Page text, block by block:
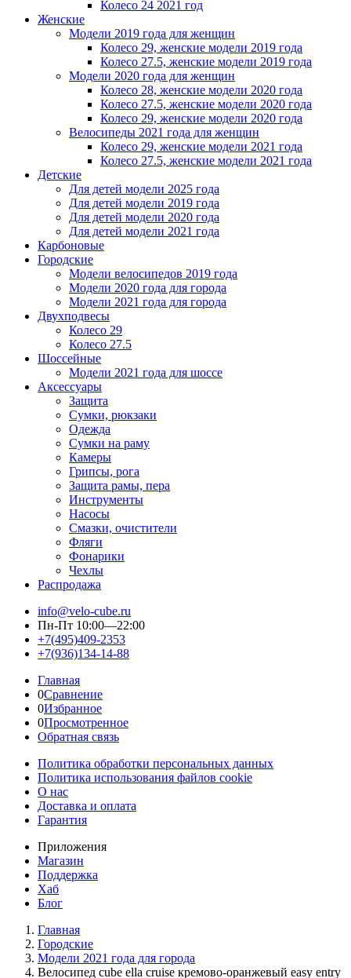
Колесо 24 2021 год
Женскиe
Модели 2019 года для женщин
Колесо 29, женские модели 2019 года
Колесо 27.5, женские модели 2019 года
Модели 2020 года для женщин
Колесо 28, женские модели 2020 года
Колесо 27.5, женские модели 2020 года
Колесо 29, женские модели 2020 года
Велосипеды 2021 года для женщин
Колесо 29, женские модели 2021 года
Колесо 27.5, женские модели 2021 года
Детские
Для детей модели 2025 года
Для детей модели 2019 года
Для детей модели 2020 года
Для детей модели 2021 года
Карбоновые
Городские
Модели велосипедов 2019 года
Модели 2020 года для города
Модели 2021 года для города
Двухподвесы
Колесо 29
Колесо 27.5
Шоссейные
Модели 2021 года для шоссе
Аксессуары
Защита
Сумки, рюкзаки
Одежда
Сумки на раму
Камеры
Грипсы, рога
Защита рамы, пера
Инструменты
Насосы
Смазки, очистители
Фляги
Фонарики
Чехлы
Распродажа
info@velo-cube.ru
Пн-Пт 10:00—22:00
+7(495)409-2353
+7(936)134-14-88
Главная
0Сравнение
0Избранное
0Просмотренное
Обратная связь
Политика обработки персональных данных
Политика использования файлов cookie
О нас
Доставка и оплата
Гарантия
Приложения
Магазин
Поддержка
Хаб
Блог
Главная
Городские
Модели 2021 года для города
Велосипед cube ella cruise кремово-оранжевый easy entry